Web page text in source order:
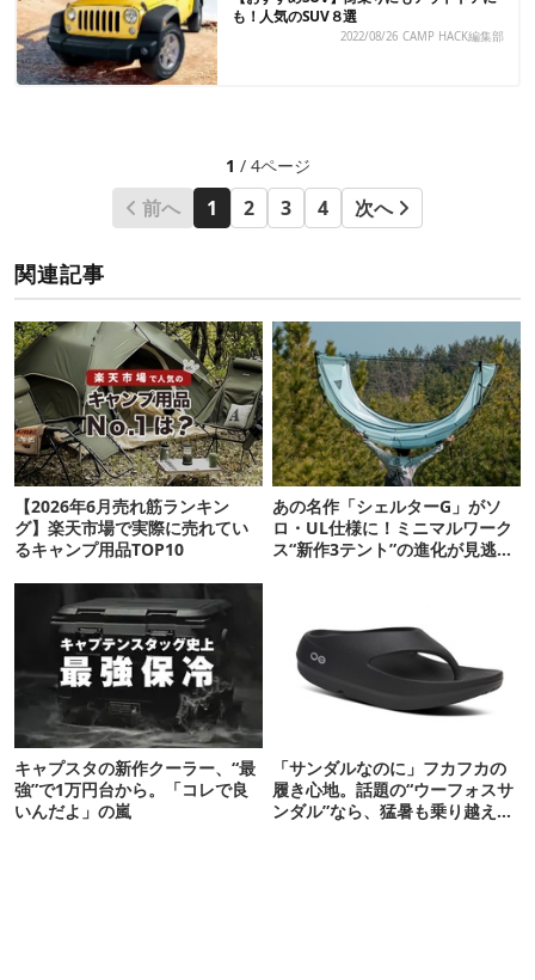
も！人気のSUV８選
2022/08/26 CAMP HACK編集部
1 / 4ページ
前へ 1 2 3 4 次へ
関連記事
【2026年6月売れ筋ランキン
グ】楽天市場で実際に売れてい
るキャンプ用品TOP10
あの名作「シェルターG」がソ
ロ・UL仕様に！ミニマルワーク
ス“新作3テント”の進化が見逃せ
キャプスタの新作クーラー、“最
強”で1万円台から。「コレで良
いんだよ」の嵐
「サンダルなのに」フカフカの
履き心地。話題の“ウーフォスサ
ンダル”なら、猛暑も乗り越えら